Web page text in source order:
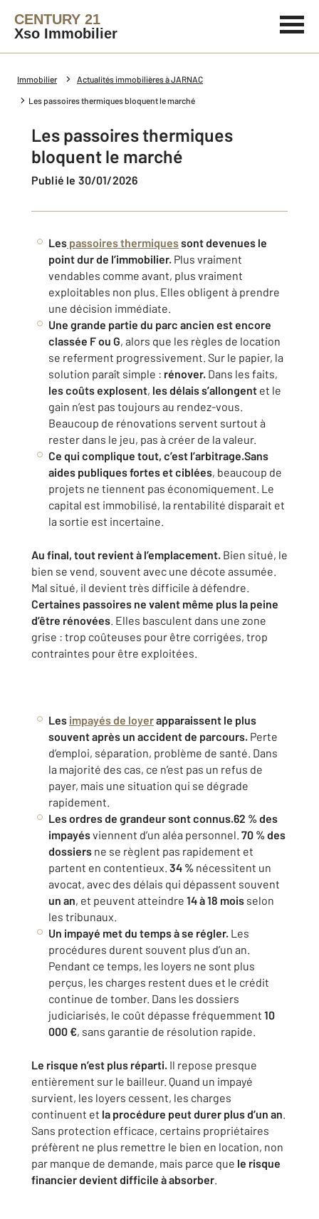
CENTURY 21
Xso Immobilier
Immobilier Actualités immobilières à JARNAC
Les passoires thermiques bloquent le marché
Les passoires thermiques
bloquent le marché
Publié le 30/01/2026
Les passoires thermiquessont devenues le
point dur de l’immobilier. Plus vraiment
vendables comme avant, plus vraiment
exploitables non plus. Elles obligent à prendre
une décision immédiate.
Une grande partie du parc ancien est encore
classée F ou G, alors que les règles de location
se referment progressivement. Sur le papier, la
solution paraît simple : rénover. Dans les faits,
les coûts explosent, les délais s’allongent et le
gain n’est pas toujours au rendez-vous.
Beaucoup de rénovations servent surtout à
rester dans le jeu, pas à créer de la valeur.
Ce qui complique tout, c’est l’arbitrage.Sans
aides publiques forteset ciblées, beaucoup de
projets ne tiennent pas économiquement. Le
capital est immobilisé, la rentabilité disparait et
la sortie est incertaine.
Au final, tout revient à l’emplacement. Bien situé, le
bien se vend, souvent avec une décote assumée.
Mal situé, il devient très difficile à défendre.
Certaines passoires ne valent même plus la peine
d’être rénovées. Elles basculent dans une zone
grise : trop coûteuses pour être corrigées, trop
contraintes pour être exploitées.
Les impayés de loyerapparaissent le plus
souvent après un accident de parcours. Perte
d’emploi, séparation, problème de santé. Dans
la majorité des cas, ce n’est pas un refus de
payer, mais une situation qui se dégrade
rapidement.
Les ordres de grandeur sont connus.62 % des
impayésviennent d’un aléa personnel. 70 % des
dossiers ne se règlent pas rapidement et
partent en contentieux. 34 % nécessitent un
avocat, avec des délais qui dépassent souvent
un an, et peuvent atteindre 14 à 18 mois selon
les tribunaux.
Un impayé met du temps à se régler. Les
procédures durent souvent plus d’un an.
Pendant ce temps, les loyers ne sont plus
perçus, les charges restent dues et le crédit
continue de tomber. Dans les dossiers
judiciarisés, le coût dépasse fréquemment 10
000 €, sans garantie de résolution rapide.
Le risque n’est plus réparti. Il repose presque
entièrement sur le bailleur. Quand un impayé
survient, les loyers cessent, les charges
continuent et la procédure peut durer plus d’un an.
Sans protection efficace, certains propriétaires
préfèrent ne plus remettre le bien en location, non
par manque de demande, mais parce que le risque
financier devient difficile à absorber.